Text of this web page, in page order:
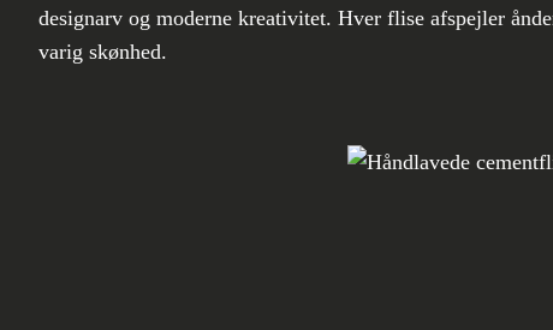
designarv og moderne kreativitet. Hver flise afspejler
varig skønhed.